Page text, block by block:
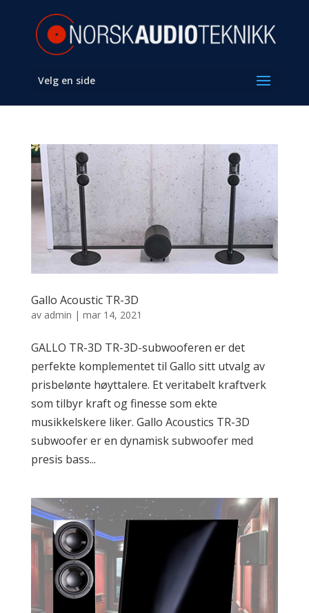
Velg en side
Gallo Acoustic TR-3D
av admin | mar 14, 2021
GALLO TR-3D TR-3D-subwooferen er det
perfekte komplementet til Gallo sitt utvalg av
prisbelønte høyttalere. Et veritabelt kraftverk
som tilbyr kraft og finesse som ekte
musikkelskere liker. Gallo Acoustics TR-3D
subwoofer er en dynamisk subwoofer med
presis bass...